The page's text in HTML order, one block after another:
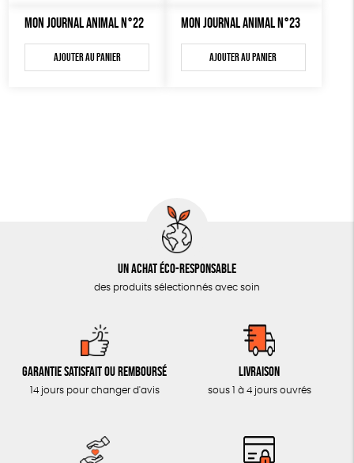
MON JOURNAL ANIMAL N°22
Ajouter au panier
MON JOURNAL ANIMAL N°23
Ajouter au panier
Un achat éco-responsable
des produits sélectionnés avec soin
Garantie satisfait ou remboursé
14 jours pour changer d'avis
Livraison
sous 1 à 4 jours ouvrés